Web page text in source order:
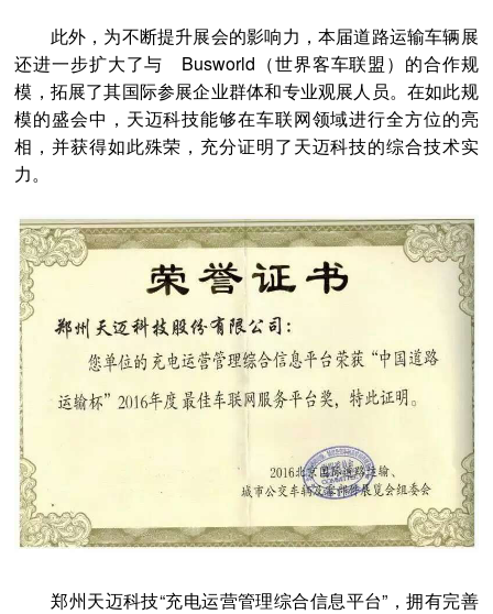
此外，为不断提升展会的影响力，本届道路运输车辆展
还进一步扩大了与 Busworld（世界客车联盟）的合作规
模，拓展了其国际参展企业群体和专业观展人员。在如此规
模的盛会中，天迈科技能够在车联网领域进行全方位的亮
相，并获得如此殊荣，充分证明了天迈科技的综合技术实
力。
郑州天迈科技“充电运营管理综合信息平台”，拥有完善